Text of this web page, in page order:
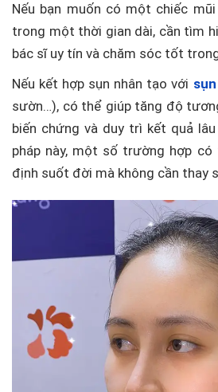
Nếu bạn muốn có một chiếc
trong một thời gian dài, cần tìm
bác sĩ uy tín và chăm sóc tốt
Nếu kết hợp sụn nhân tạo với
sườn…), có thể giúp tăng độ
biến chứng và duy trì kết quả
pháp này, một số trường hợp
định suốt đời mà không cần thay